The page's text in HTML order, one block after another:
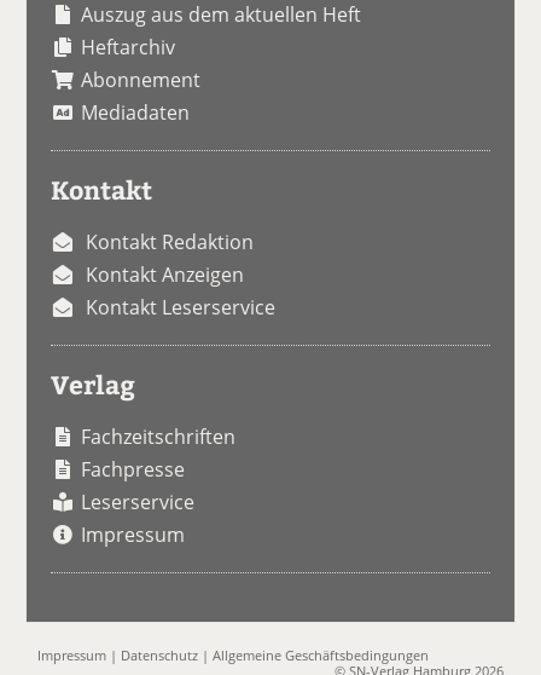
Auszug aus dem aktuellen Heft
Heftarchiv
Abonnement
Mediadaten
Kontakt
Kontakt Redaktion
Kontakt Anzeigen
Kontakt Leserservice
Verlag
Fachzeitschriften
Fachpresse
Leserservice
Impressum
Impressum | Datenschutz |Allgemeine Geschäftsbedingungen
© SN-Verlag Hamburg 2026